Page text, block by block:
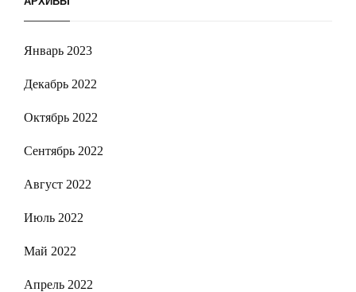
Январь 2023
Декабрь 2022
Октябрь 2022
Сентябрь 2022
Август 2022
Июль 2022
Май 2022
Апрель 2022